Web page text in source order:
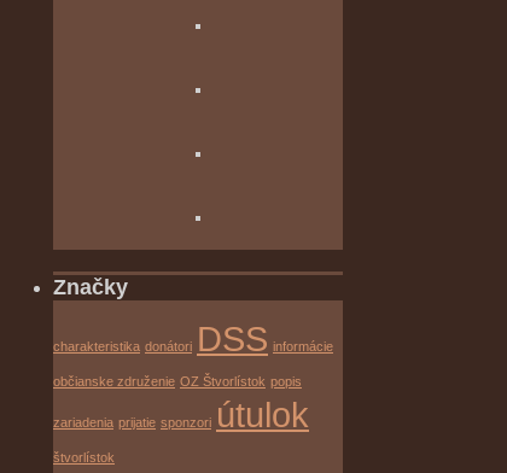
Značky
charakteristika donátori DSS informácie
občianske združenie OZ Štvorlístok popis
zariadenia prijatie sponzori útulok
štvorlístok